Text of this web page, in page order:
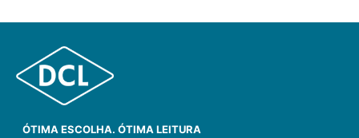
ÓTIMA ESCOLHA. ÓTIMA LEITURA